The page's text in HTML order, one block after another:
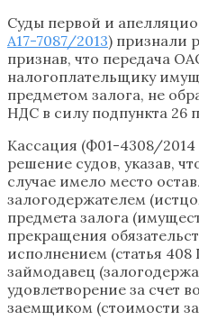
Суды первой и
А17-7087/2013) признали
признав, что передача
налогоплательщику
предметом залога, не
НДС в силу подпункта 26
Кассация (Ф01-4308/2014
решение судов, указав,
случае имело место
залогодержателем
предмета залога
прекращения
исполнением (статья
займодавец
удовлетворение за счет
заемщиком (стоимости